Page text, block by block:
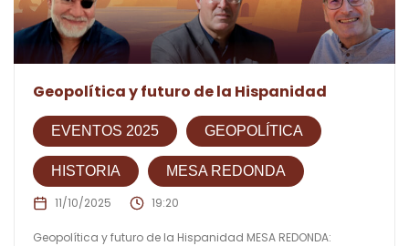
Geopolítica y futuro de la Hispanidad
EVENTOS 2025 GEOPOLÍTICA
HISTORIA MESA REDONDA
11/10/2025 19:20
Geopolítica y futuro de la Hispanidad MESA REDONDA: